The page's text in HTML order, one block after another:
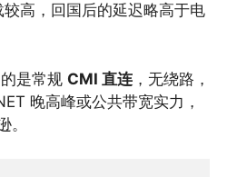
较高，回国后的延迟略高于电
是常规 CMI 直连 ，无绕路，
晚高峰或公共带宽实力，
。